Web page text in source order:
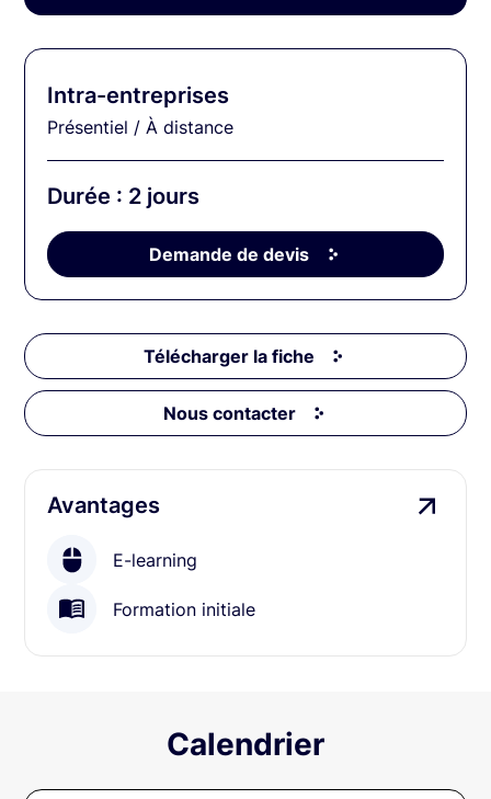
Intra-entreprises
Présentiel / À distance
Durée : 2 jours
Demande de devis
Télécharger la fiche
Nous contacter
Avantages
E-learning
Formation initiale
Calendrier